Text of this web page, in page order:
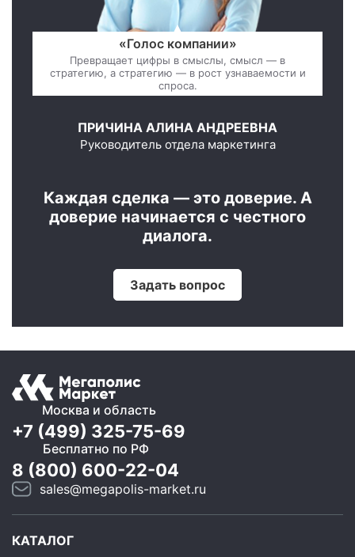
«Голос компании»
Превращает цифры в смыслы, смысл — в
стратегию, а стратегию — в рост узнаваемости и
спроса.
ПРИЧИНА АЛИНА АНДРЕЕВНА
Руководитель отдела маркетинга
Каждая сделка — это доверие. А
доверие начинается с честного
диалога.
Задать вопрос
Москва и область
+7 (499) 325-75-69
Бесплатно по РФ
8 (800) 600-22-04
sales@megapolis-market.ru
КАТАЛОГ